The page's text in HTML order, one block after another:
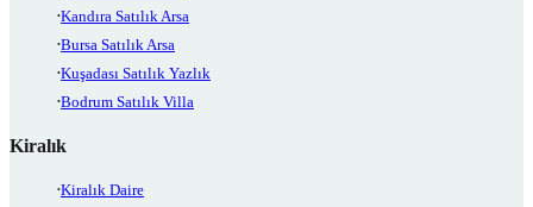
Kandıra Satılık Arsa
Bursa Satılık Arsa
Kuşadası Satılık Yazlık
Bodrum Satılık Villa
Kiralık
Kiralık Daire